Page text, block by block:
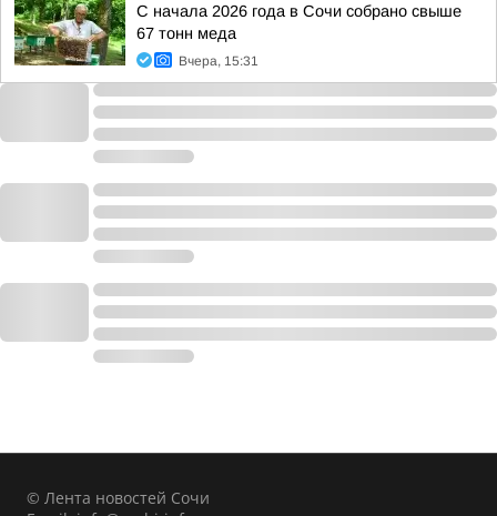
С начала 2026 года в Сочи собрано свыше
67 тонн меда
Вчера, 15:31
© Лента новостей Сочи